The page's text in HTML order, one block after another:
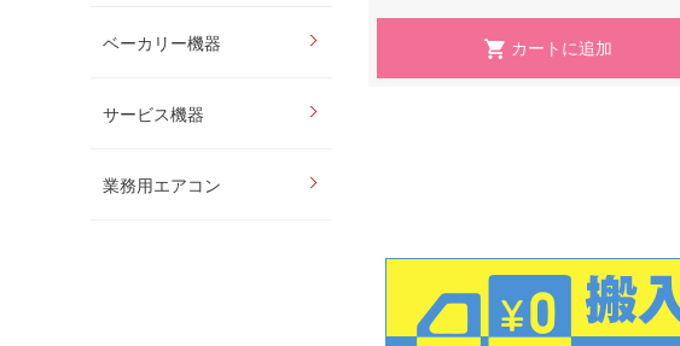
ベーカリー機器
サービス機器
業務用エアコン